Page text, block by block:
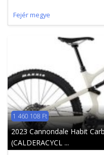
Fejér megye
1 460 108 Ft
2023 Cannondale Habit
(CALDERACYCL ...